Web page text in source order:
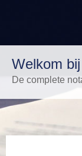
Welkom
De complete